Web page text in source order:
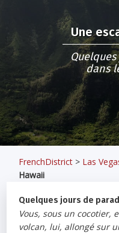
Une
dans
FrenchDistrict > Las
Hawaii
Quelques jours de
Vous, sous un cocotier,
volcan, lui, allongé sur